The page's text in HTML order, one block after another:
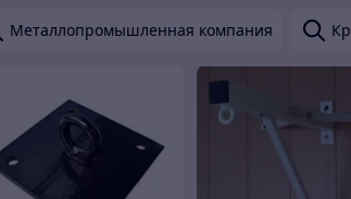
Металлопромышленная компания